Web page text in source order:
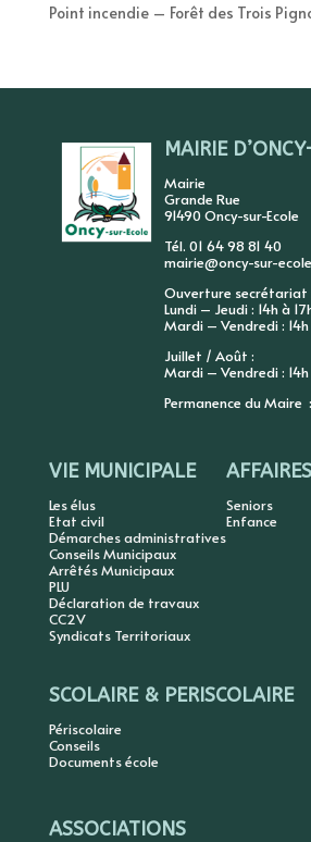
Point incendie – Forêt des Trois
MAIRIE
Mairie
Grande Rue
91490 Oncy-sur-Ecole
Tél. 01 64 98 81 40
mairie@oncy-sur-
Ouverture secrétariat
Lundi – Jeudi : 14h à
Mardi – Vendredi : 14h
Juillet / Août :
Mardi – Vendredi : 14h
Permanence du Maire
VIE MUNICIPALE
Les élus
Etat civil
Démarches administratives
Conseils Municipaux
Arrêtés Municipaux
PLU
Déclaration de travaux
CC2V
Syndicats Territoriaux
Seniors
Enfance
SCOLAIRE & PERISCOLAIRE
Périscolaire
Conseils
Documents école
ASSOCIATIONS